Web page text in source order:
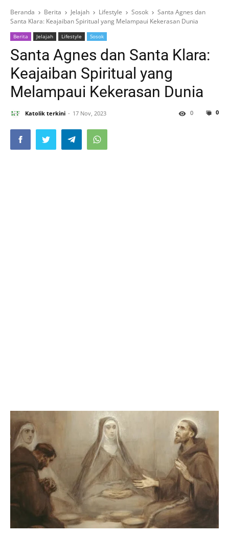
Beranda Berita Jelajah Lifestyle Sosok
Santa Agnes dan
Santa Klara: Keajaiban Spiritual yang Melampaui Kekerasan Dunia
Berita Jelajah Lifestyle Sosok
Santa Agnes dan Santa Klara:
Keajaiban Spiritual yang
Melampaui Kekerasan Dunia
Katolik terkini 17 Nov, 2023 0
0